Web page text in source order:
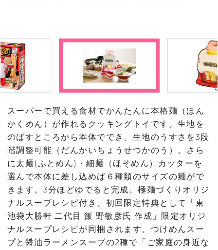
スーパーで買える食材でかんたんに本格麺（ほん
かくめん）が作れるクッキングトイです。生地を
のばすところから本体ででき、生地のうすさを3段
階調整可能（だんかいちょうせつかのう）。さら
に太麺(ふとめん)・細麺（ほそめん）カッターを
選んで本体に差し込めば６種類のサイズの麺がで
きます。3分ほどゆでると完成。極麺づくりオリジ
ナルスープレシピ付き。初回限定特典として「東
池袋大勝軒 二代目 飯 野敏彦氏 作成」限定オリジ
ナルスープレシピが同梱されます。つけめんスー
プと醤油ラーメンスープの2種で「ご家庭の身近な